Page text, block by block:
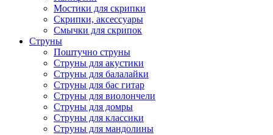
Мостики для скрипки
Скрипки, аксессуары
Смычки для скрипок
Струны
Поштучно струны
Струны для акустики
Струны для балалайки
Струны для бас гитар
Струны для виолончели
Струны для домры
Струны для классики
Струны для мандолины